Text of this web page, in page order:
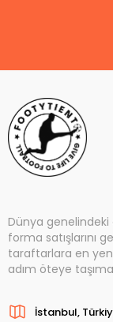
Dünya
forma satışlarını
taraftarlara en
adım öteye
İstanbul,